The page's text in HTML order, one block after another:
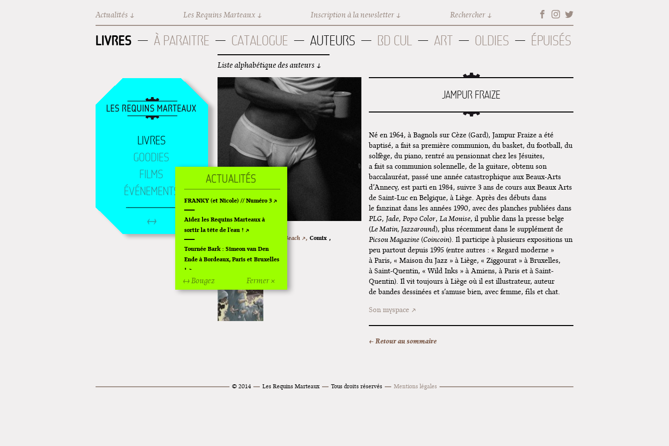
Actualités Les Requins Marteaux Inscription à la newsletter Rechercher
LIVRES À PARAITRE CATALOGUE AUTEURS BD CUL ART OLDIES ÉPUISÉS
Liste alphabétique des auteurs
LIVRES
GOODIES
FILMS
ÉVÉNEMENTS
Les Dessous de Terminal Beach ↗, Comix ,
Octobre 2002
JAMPUR FRAIZE
Né en 1964, à Bagnols sur Cèze (Gard), Jampur Fraize a été
baptisé, a fait sa première communion, du basket, du football, du
solfège, du piano, rentré au pensionnat chez les Jésuites,
a fait sa communion solennelle, de la guitare, obtenu son
baccalauréat, passé une année catastrophique aux Beaux-Arts
d’Annecy, est parti en 1984, suivre 3 ans de cours aux Beaux Arts
de Saint-Luc en Belgique, à Liège. Après des débuts dans
le fanzinat dans les années 1990, avec des planches publiées dans
PLG, Jade,Popo Color,La Mouise, il publie dans la presse belge
(Le Matin, Jazzaround), plus récemment dans le supplément de
Picsou Magazine (Coincoin). Il participe à plusieurs expositions un
peu partout depuis 1995 (entre autres : « Regard moderne »
à Paris, « Maison du Jazz » à Liège, « Ziggourat » à Bruxelles,
à Saint-Quentin, « Wild Inks » à Amiens, à Paris et à Saint-
Quentin). Il vit toujours à Liège où il est illustrateur, auteur
de bandes dessinées et s’amuse bien, avec femme, fils et chat.
Son myspace
← Retour au sommaire
© 2014 Les Requins Marteaux Tous droits réservés Mentions légales
Fermer ×
↔ Bougez
FRANKY (et Nicole) // Numéro 3
Aidez les Requins Marteaux à
sortir la tête de l'eau !
Tournée Bark : Simeon van Den
Ende à Bordeaux, Paris et Bruxelles
!
Off Of Off d'Angoulême 2024
Superette de noël à Pola
Exposition "Fungirl : Funeral